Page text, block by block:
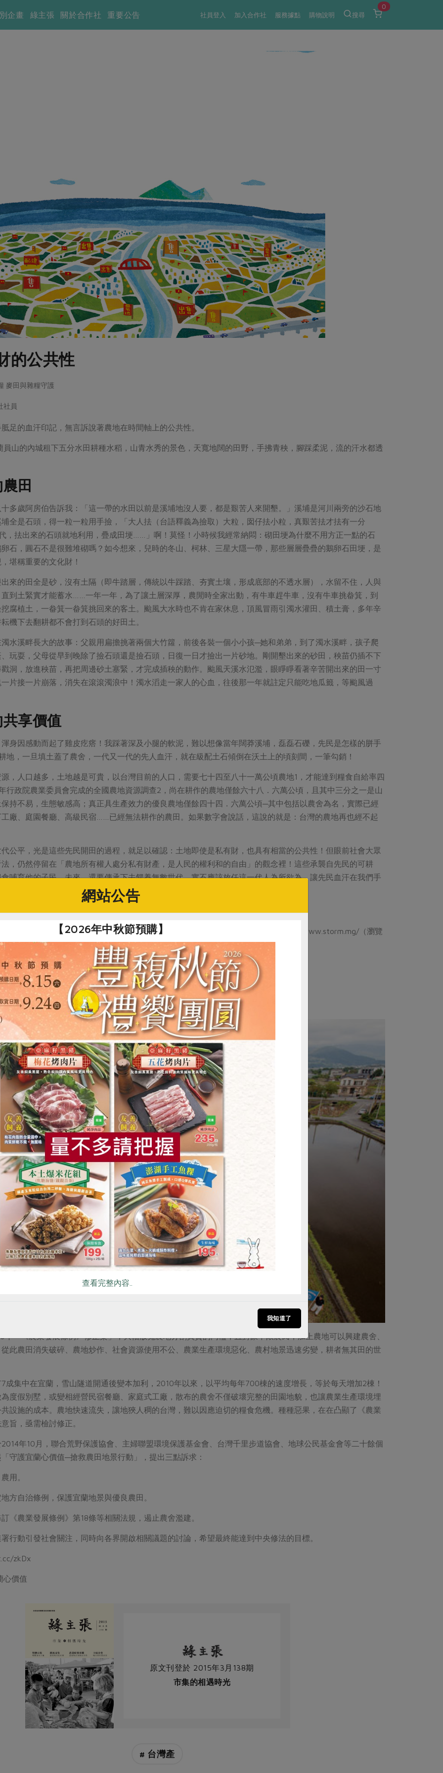
社員登入 加入合作社 服務據點 購物說明 搜尋
0
企畫 綠主張 關於合作社 重要公告
的公共性
麥田與雜糧守護
社員
足的血汗印記，無言訴說著農地在時間軸上的公共性。
山的內城租下五分水田耕種水稻，山青水秀的景色，天寬地闊的田野，手拂青秧，腳踩柔泥，流的汗水都透
田
多歲阿房伯告訴我：「這一帶的水田以前是溪埔地沒人要，都是艱苦人來開墾。」溪埔是河川兩旁的沙石地
全是石頭，得一粒一粒用手撿，「大人抾（台語釋義為撿取）大粒，囡仔抾小粒，真艱苦抾才抾有一分
，抾出來的石頭就地利用，疊成田埂……」啊！莫怪！小時候我經常納悶：砌田埂為什麼不用方正一點的石
石，圓石不是很難堆砌嗎？如今想來，兒時的冬山、柯林、三星大隱一帶，那些層層疊疊的鵝卵石田埂，是
堪稱重要的文化財！
來的田全是砂，沒有土隔（即牛踏層，傳統以牛踩踏、夯實土壤，形成底部的不透水層），水留不住，人與
到土緊實才能蓄水……一年一年，為了讓土層深厚，農閒時全家出動，有牛車趕牛車，沒有牛車挑畚箕，到
腐植土，一畚箕一畚箕挑回來的客土。颱風大水時也不肯在家休息，頂風冒雨引濁水灌田、積土膏，多年辛
機下去翻耕都不會打到石頭的好田土。
水溪畔長大的故事：父親用扁擔挑著兩個大竹籮，前後各裝一個小小孩─她和弟弟，到了濁水溪畔，孩子爬
玩耍，父母從早到晚除了撿石頭還是撿石頭，日復一日才撿出一片砂地。剛開墾出來的砂田，秧苗仍插不下
洞，放進秧苗，再把周邊砂土塞緊，才完成插秧的動作。颱風天溪水氾濫，眼睜睜看著辛苦開出來的田一寸
片接一片崩落，消失在滾滾濁浪中！濁水滔走一家人的心血，往後那一年就註定只能吃地瓜籤，等颱風過
享價值
身因感動而起了雞皮疙瘩！我踩著深及小腿的軟泥，難以想像當年闊莽溪埔，磊磊石礫，先民是怎樣的胼手
，一旦填土蓋了農舍，一代又一代的先人血汗，就在級配土石傾倒在沃土上的頃刻間，一筆勾銷！
，人口越多，土地越是可貴，以台灣目前的人口，需要七十四至八十一萬公頃農地1，才能達到糧食自給率四
行政院農業委員會完成的全國農地資源調查2，尚在耕作的農地僅餘六十八．六萬公頃，且其中三分之一是山
持不易，生態敏感高；真正具生產效力的優良農地僅餘四十四．六萬公頃─其中包括以農舍為名，實際已經
廠、庭園餐廳、高級民宿……已經無法耕作的農田。如果數字會說話，這說的就是：台灣的農地再也經不起
公平，光是這些先民開田的過程，就足以確認：土地即使是私有財，也具有相當的公共性！但眼前社會大眾
，仍然停留在「農地所有權人處分私有財產，是人民的權利和的自由」的觀念裡！這些承襲自先民的可耕
哺育他的子民，未來，還要傳承下去餵養無數世代，實不應該放任這一代人為所欲為，讓先民血汗在我們手
淑娟專欄：台知園區是地方都市計畫、還是國家重大計畫？〉。《風傳媒》。http://www.storm.mg/（瀏覽
2012。《全國農地資源調查作業成果報告》。
農田地景
作坊
「《農業發展條例》修正案」，大幅放寬農地分割買賣的門檻，且對象不限農民，加上農地可以興建農舍、
此農田消失破碎、農地炒作、社會資源使用不公、農業生產環境惡化、農村地景迅速劣變，耕者無其田的世
成集中在宜蘭，雪山隧道開通後變本加利，2010年以來，以平均每年700棟的速度增長，等於每天增加2棟！
度假別墅，或變相經營民宿餐廳、家庭式工廠，散布的農舍不僅破壞完整的田園地貌，也讓農業生產環境埋
設施的成本。農地快速流失，讓地狹人稠的台灣，難以因應迫切的糧食危機。種種惡果，在在凸顯了《農業
旨，亟需檢討修正。
年10月，聯合荒野保護協會、主婦聯盟環境保護基金會、台灣千里步道協會、地球公民基金會等二十餘個
守護宜蘭心價值─搶救農田地景行動」，提出三點訴求：
用。
方自治條例，保護宜蘭地景與優良農田。
《農業發展條例》第18條等相關法規，遏止農舍濫建。
行動引發社會關注，同時向各界開啟相關議題的討論，希望最終能達到中央修法的目標。
zkDx
心價值
原文刊登於 2015年3月138期
市集的相遇時光
# 台灣產
RPET 食譜 減硝酸鹽 雞蛋 食安 共同購買
網站公告
【2026年中秋節預購】
查看完整內容..
我知道了